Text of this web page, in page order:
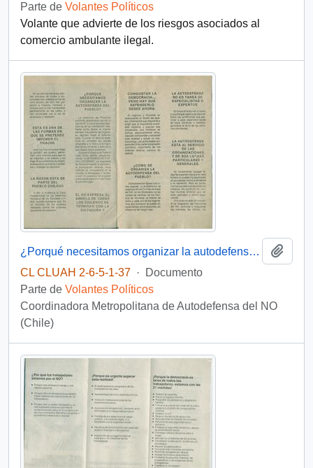
Parte de Volantes Políticos
Volante que advierte de los riesgos asociados al
comercio ambulante ilegal.
¿Porqué necesitamos organizar la autodefensa del pueblo?
CL CLUAH 2-6-5-1-37 ·
Documento
Parte de Volantes Políticos
Coordinadora Metropolitana de Autodefensa del NO
(Chile)